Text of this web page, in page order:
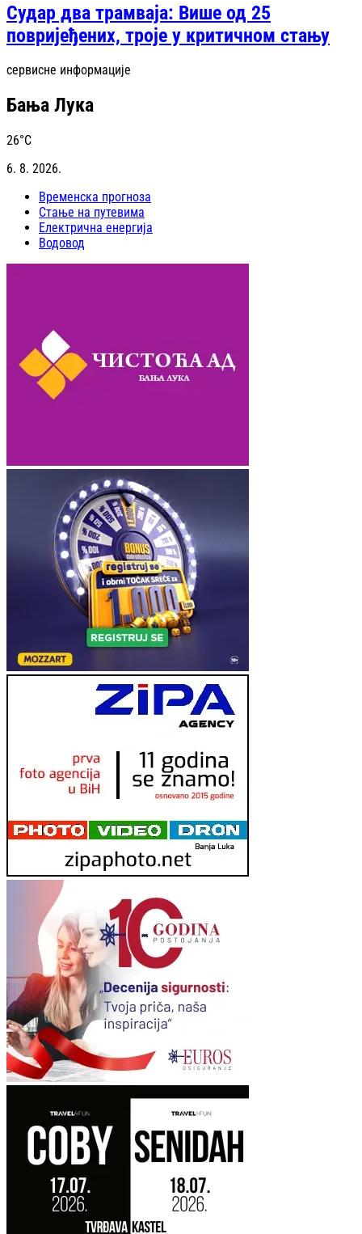
Судар два трамваја: Више од 25
повријеђених, троје у критичном стању
сервисне информације
Бања Лука
26°C
6. 8. 2026.
Временска прогноза
Стање на путевима
Електрична енергија
Водовод